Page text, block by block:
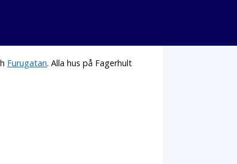
Furugatan. Alla hus på Fagerhult